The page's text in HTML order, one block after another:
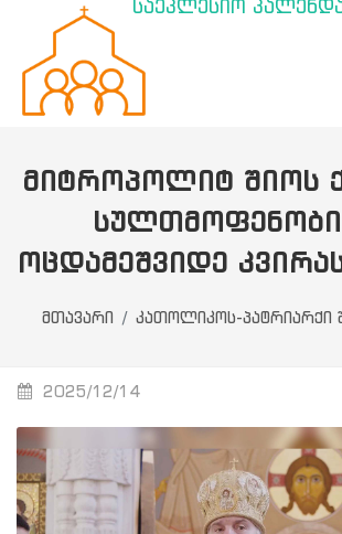
საეკლესიო
ᲛᲘᲢᲠᲝᲞᲝᲚᲘᲢ ᲨᲘᲝᲡ
ᲝᲪᲓᲐᲛᲔᲨᲕᲘᲓᲔ
მთავარი კათოლიკოს-პატრიარქი
2025/12/14